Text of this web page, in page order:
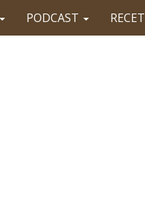
PODCAST